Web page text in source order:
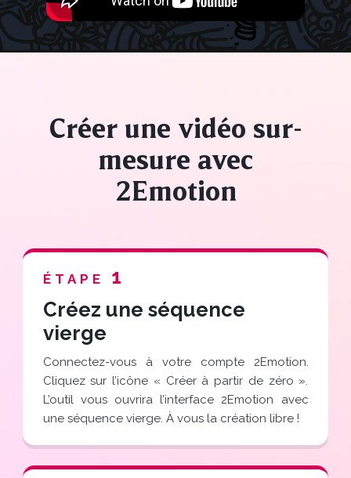
Créer une vidéo sur-
mesure avec
2Emotion
ÉTAPE 1
Créez une séquence
vierge
Connectez-vous à votre compte 2Emotion.
Cliquez sur l’icône « Créer à partir de zéro ».
L’outil vous ouvrira l’interface 2Emotion avec
une séquence vierge. À vous la création libre !